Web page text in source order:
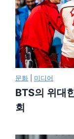
문화 미디어
BTS의 위대
회